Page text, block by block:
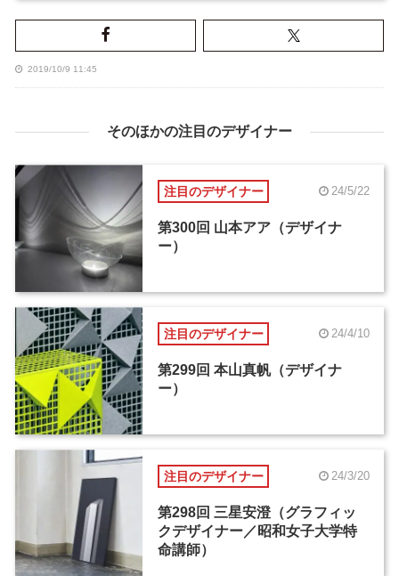
2019/10/9 11:45
そのほかの注目のデザイナー
注目のデザイナー 24/5/22
第300回 山本アア（デザイナ
ー）
注目のデザイナー 24/4/10
第299回 本山真帆（デザイナ
ー）
注目のデザイナー 24/3/20
第298回 三星安澄（グラフィッ
クデザイナー／昭和女子大学特
命講師）